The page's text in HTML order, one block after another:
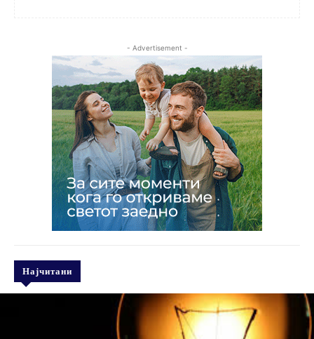
- Advertisement -
Најчитани